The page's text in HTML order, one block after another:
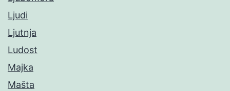
Ljudi
Ljutnja
Ludost
Majka
Mašta